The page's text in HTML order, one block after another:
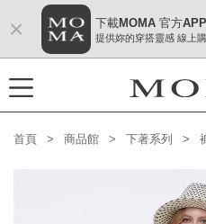
M Plus AW 形象 與時間共存
× 下載MOMA 官方APP
提供妳的穿搭靈感 線上
首頁 商品館 下著系列